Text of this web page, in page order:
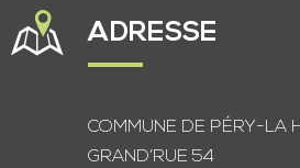
ADRESSE
COMMUNE DE PÉRY-LA
GRAND’RUE 54